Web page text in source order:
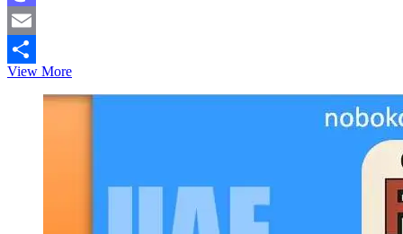
Mastodon
Email
Share
View Moreস্পেনে
অভিবাসীদের